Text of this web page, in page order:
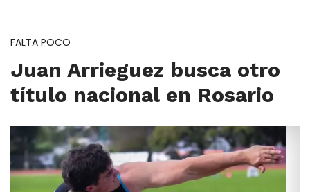
FALTA POCO
Juan Arrieguez busca otro
título nacional en Rosario